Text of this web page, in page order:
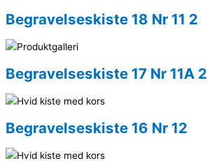
Begravelseskiste 18 Nr 11 2
Begravelseskiste 17 Nr 11A 2
Begravelseskiste 16 Nr 12